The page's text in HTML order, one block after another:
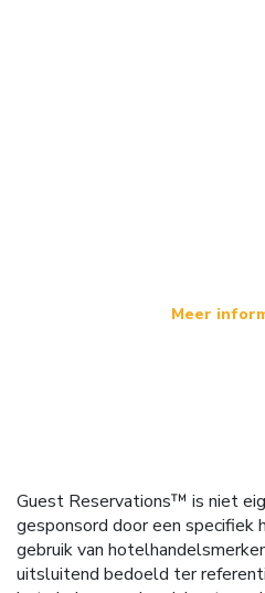
Meer
Guest Reservations™ is niet
gesponsord door een
gebruik van
uitsluitend bedoeld ter